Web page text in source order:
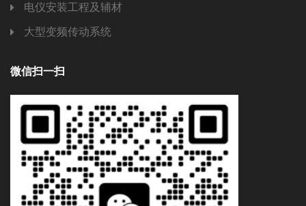
电仪安装工程及辅材
大型变频传动系统
微信扫一扫